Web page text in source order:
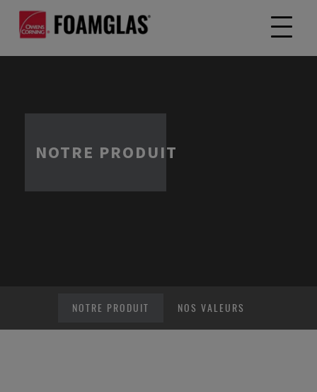
NOTRE PRODUIT
NOTRE PRODUIT NOS VALEURS